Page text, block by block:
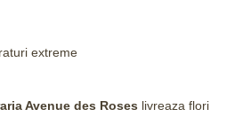
extreme
Avenue des Roses livreaza flori